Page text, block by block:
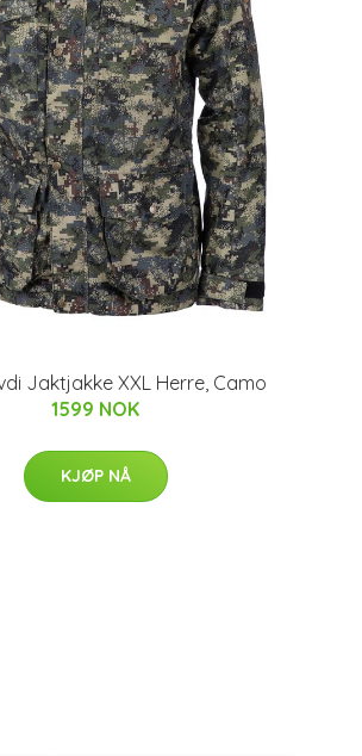
Jaktjakke XXL Herre, Camo
1599 NOK
KJØP NÅ